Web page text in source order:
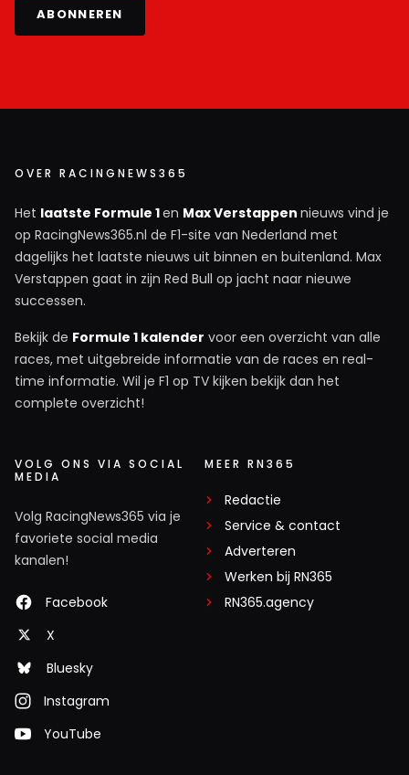
ABONNEREN
OVER RACINGNEWS365
Het laatste Formule 1en Max Verstappen nieuws vind je
op RacingNews365.nl de F1-site van Nederland met
dagelijks het laatste nieuws uit binnen en buitenland. Max
Verstappen gaat in zijn Red Bull op jacht naar nieuwe
successen.
Bekijk de Formule 1 kalender voor een overzicht van alle
races, met uitgebreide informatie van de races en real-
time informatie. Wil je F1 op TV kijken bekijk dan het
complete overzicht!
VOLG ONS VIA SOCIAL
MEDIA
Volg RacingNews365 via je
favoriete social media
kanalen!
Facebook
X
Bluesky
Instagram
YouTube
MEER RN365
Redactie
Service & contact
Adverteren
Werken bij RN365
RN365.agency